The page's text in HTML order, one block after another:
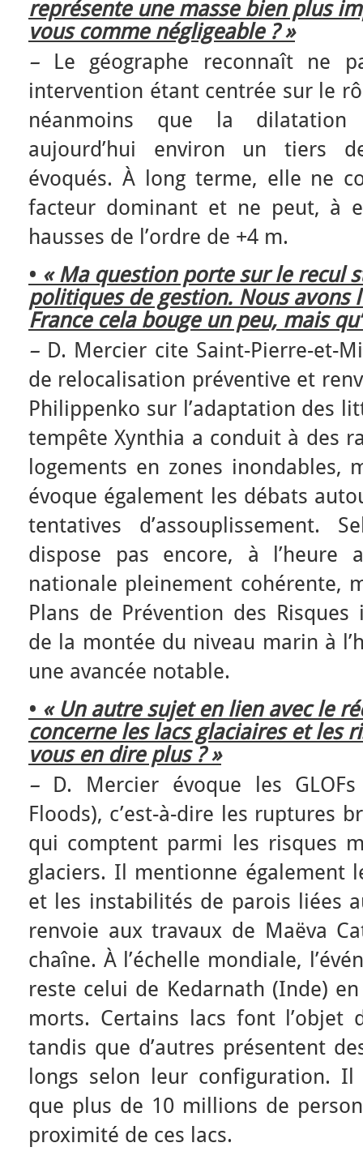
représente une masse bien plus
vous comme négligeable ? »
– Le géographe reconnaît ne
intervention étant centrée sur le
néanmoins que la dilatation
aujourd’hui environ un tiers
évoqués. À long terme, elle ne
facteur dominant et ne peut, à
hausses de l’ordre de +4 m.
• « Ma question porte sur le recul
politiques de gestion. Nous avons
France cela bouge un peu, mais
– D. Mercier cite Saint-Pierre-et-
de relocalisation préventive et
Philippenko sur l’adaptation des
tempête Xynthia a conduit à des
logements en zones
évoque également les débats
tentatives d’assouplissement.
dispose pas encore, à l’heure
nationale pleinement cohérente,
Plans de Prévention des
de la montée du niveau marin à
une avancée notable.
• « Un autre sujet en lien avec le
concerne les lacs glaciaires et les
vous en dire plus ? »
– D. Mercier évoque les
Floods), c’est-à-dire les ruptures
qui comptent parmi les risques
glaciers. Il mentionne également
et les instabilités de parois liées
renvoie aux travaux de Maëva
chaîne. À l’échelle mondiale,
reste celui de Kedarnath (Inde)
morts. Certains lacs font l’objet
tandis que d’autres présentent
longs selon leur configuration.
que plus de 10 millions de
proximité de ces lacs.